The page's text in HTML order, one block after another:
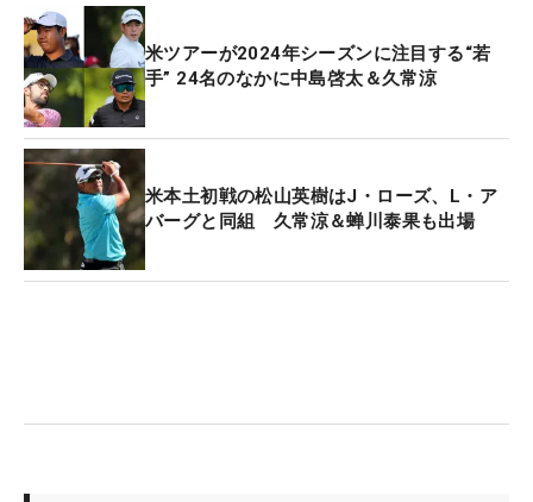
米ツアーが2024年シーズンに注目する“若
手” 24名のなかに中島啓太＆久常涼
米本土初戦の松山英樹はJ・ローズ、L・ア
バーグと同組 久常涼＆蝉川泰果も出場